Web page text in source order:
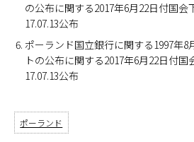
の公布に関する2017年6月22日付国会
17.07.13公布
ポーランド国立銀行に関する1997年8
トの公布に関する2017年6月22日付
17.07.13公布
ポーランド